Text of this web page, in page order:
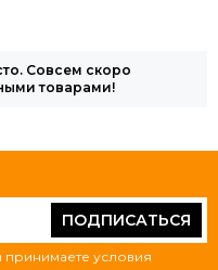
Совсем скоро
товарами!
ПОДПИСАТЬСЯ
принимаете условия